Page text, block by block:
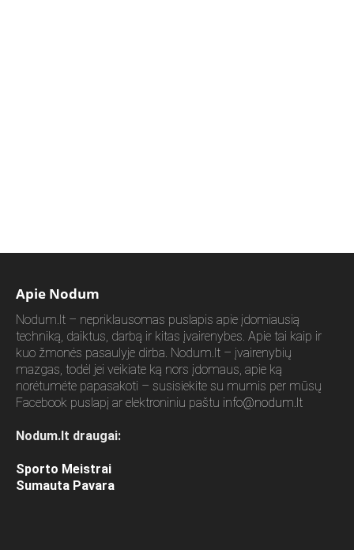
Apie Nodum
Nodum.lt – nepriklausomas puslapis apie įdomiausią
techniką, daiktus, darbą ir kitas įvairenybes. Apie tai kaip ir
kuo žmonės pasaulyje dirba. Nodum.lt – įvairenybių
mazgas, todėl jei veikiate ką nors įdomaus, apie ką
norėtumėte papasakoti – susisiekite su mumis per mūsų
Facebook puslapį ar elektroniniu paštu info@nodum.lt
Nodum.lt draugai:
Sporto Meistrai
Sumauta Pavara